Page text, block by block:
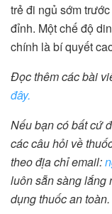
trẻ đi ngủ sớm
đỉnh. Một chế độ
chính là bí quyết
Đọc thêm các bài
đây.
Nếu bạn có bất cứ
các câu hỏi về
theo địa chỉ email:
luôn sẵn sàng lắng
dụng thuốc an toàn.